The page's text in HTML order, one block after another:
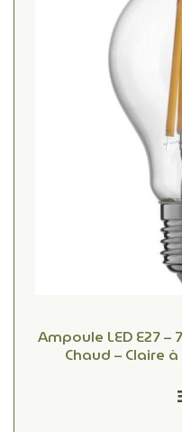
Ampoule LED E27 –
Chaud – Claire